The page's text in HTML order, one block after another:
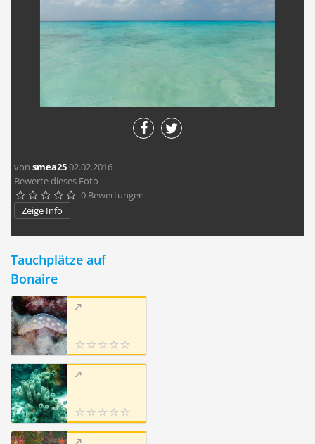
von smea2502.02.2016
Bewerte dieses Foto
     0 Bewertungen
Zeige Info
Tauchplätze auf
Bonaire